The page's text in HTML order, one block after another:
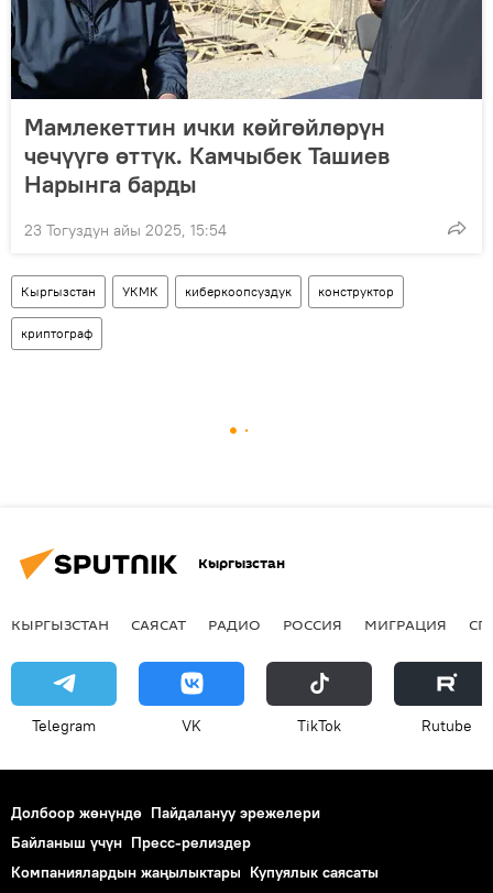
Мамлекеттин ички көйгөйлөрүн
чечүүгө өттүк. Камчыбек Ташиев
Нарынга барды
23 Тогуздун айы 2025, 15:54
Кыргызстан УКМК киберкоопсуздук конструктор
криптограф
Кыргызстан
КЫРГЫЗСТАН САЯСАТ РАДИО РОССИЯ МИГРАЦИЯ
Telegram VK ТikТоk Rutube
Долбоор жөнүндө Пайдалануу эрежелери
Байланыш үчүн Пресс-релиздер
Компаниялардын жаңылыктары Купуялык саясаты